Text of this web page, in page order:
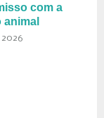
com a
2026